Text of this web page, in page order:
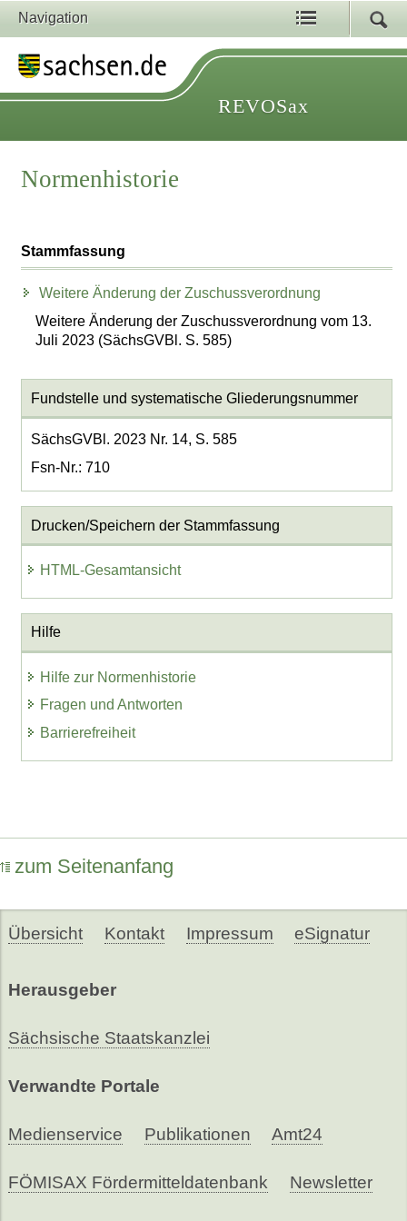
Navigation
REVOSax
Normenhistorie
Stammfassung
Weitere Änderung der Zuschussverordnung
Weitere Änderung der Zuschussverordnung vom 13.
Juli 2023 (SächsGVBl. S. 585)
Fundstelle und systematische Gliederungsnummer
SächsGVBl. 2023 Nr. 14, S. 585
Fsn-Nr.: 710
Drucken/Speichern der Stammfassung
HTML-Gesamtansicht
Hilfe
Hilfe zur Normenhistorie
Fragen und Antworten
Barrierefreiheit
zum Seitenanfang
Übersicht Kontakt Impressum eSignatur
Herausgeber
Sächsische Staatskanzlei
Verwandte Portale
Medienservice Publikationen Amt24
FÖMISAX Fördermitteldatenbank Newsletter